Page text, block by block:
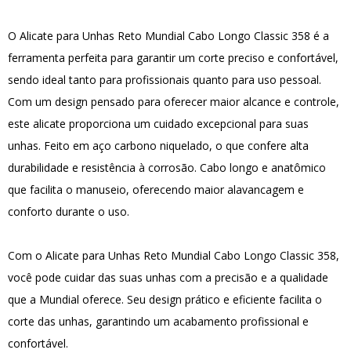
O Alicate para Unhas Reto Mundial Cabo Longo Classic 358 é a
ferramenta perfeita para garantir um corte preciso e confortável,
sendo ideal tanto para profissionais quanto para uso pessoal.
Com um design pensado para oferecer maior alcance e controle,
este alicate proporciona um cuidado excepcional para suas
unhas. Feito em aço carbono niquelado, o que confere alta
durabilidade e resistência à corrosão. Cabo longo e anatômico
que facilita o manuseio, oferecendo maior alavancagem e
conforto durante o uso.
Com o Alicate para Unhas Reto Mundial Cabo Longo Classic 358,
você pode cuidar das suas unhas com a precisão e a qualidade
que a Mundial oferece. Seu design prático e eficiente facilita o
corte das unhas, garantindo um acabamento profissional e
confortável.